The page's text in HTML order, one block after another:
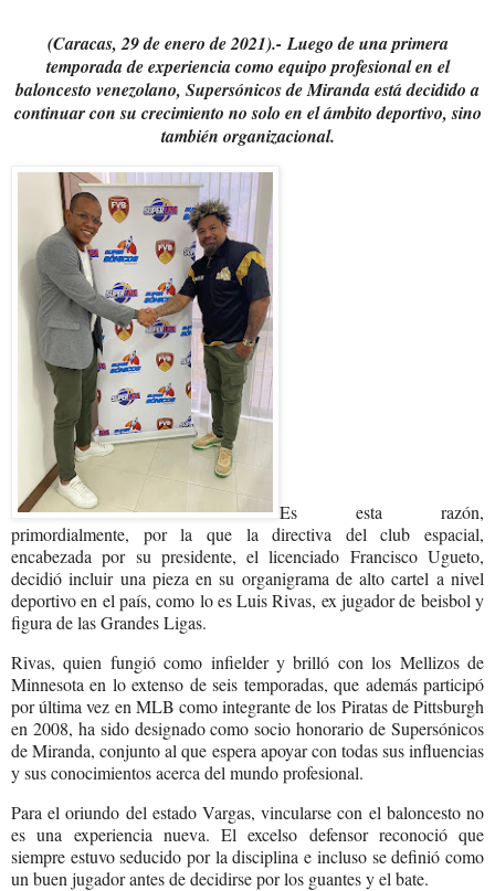
(Caracas, 29 de enero de 2021).-Luego de una primera
temporada de experiencia como equipo profesional en el
baloncesto venezolano, Supersónicos de Miranda está decidido a
continuar con su crecimiento no solo en el ámbito deportivo, sino
también organizacional.
Es esta razón,
primordialmente, por la que la directiva del club espacial,
encabezada por su presidente, el licenciado Francisco Ugueto,
decidió incluir una pieza en su organigrama de alto cartel a nivel
deportivo en el país, como lo es Luis Rivas, ex jugador de beisbol y
figura de las Grandes Ligas.
Rivas, quien fungió como infielder y brilló con los Mellizos de
Minnesota en lo extenso de seis temporadas, que además participó
por última vez en MLB como integrante de los Piratas de Pittsburgh
en 2008, ha sido designado como socio honorario de Supersónicos
de Miranda, conjunto al que espera apoyar con todas sus influencias
y sus conocimientos acerca del mundo profesional.
Para el oriundo del estado Vargas, vincularse con el baloncesto no
es una experiencia nueva. El excelso defensor reconoció que
siempre estuvo seducido por la disciplina e incluso se definió como
un buen jugador antes de decidirse por los guantes y el bate.